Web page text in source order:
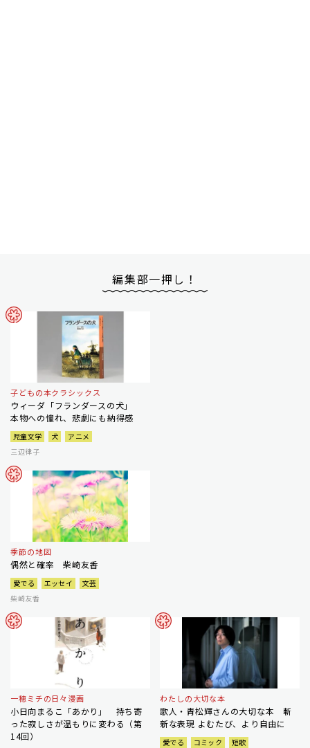
編集部一押し！
子どもの本クラシックス
ウィーダ「フランダースの犬」
本物への憧れ、悲劇にも納得感
児童文学 犬
アニメ
三辺律子
季節の地図
偶然と確率 柴崎友香
愛でる エッセイ
文芸
柴崎友香
一穂ミチの日々漫画
小日向まるこ「あかり」 持ち寄
った寂しさが温もりに変わる（第
14回）
わたしの大切な本
歌人・青松輝さんの大切な本 斬
新な表現 よむたび、より自由に
愛でる コミック 短歌